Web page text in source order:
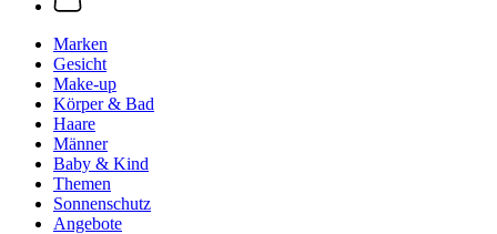
Marken
Gesicht
Make-up
Körper & Bad
Haare
Männer
Baby & Kind
Themen
Sonnenschutz
Angebote